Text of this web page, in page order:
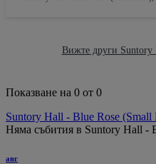
Вижте други Suntory
Показване на 0 от 0
Suntory Hall - Blue Rose (Small
Няма събития в Suntory Hall -
авг